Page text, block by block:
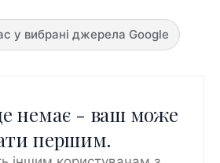
у вибрані джерела Google
немає - ваш може
першим.